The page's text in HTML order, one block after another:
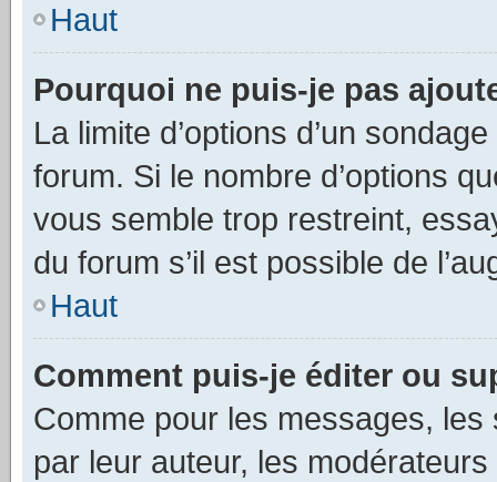
Haut
Pourquoi ne puis-je pas
La limite d’options d’un
forum. Si le nombre d’options
vous semble trop restreint,
du forum s’il est possible de
Haut
Comment puis-je éditer ou
Comme pour les messages,
par leur auteur, les